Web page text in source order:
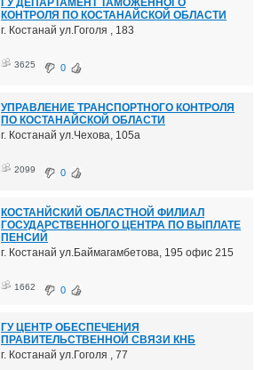
КОНТРОЛЯ ПО КОСТАНАЙСКОЙ ОБЛАСТИ
г. Костанай ул.Гоголя , 183
3625 0
УПРАВЛЕНИЕ ТРАНСПОРТНОГО КОНТРОЛЯ
ПО КОСТАНАЙСКОЙ ОБЛАСТИ
г. Костанай ул.Чехова, 105а
2099 0
КОСТАНЙСКИЙ ОБЛАСТНОЙ ФИЛИАЛ
ГОСУДАРСТВЕННОГО ЦЕНТРА ПО ВЫПЛАТЕ
ПЕНСИЙ
г. Костанай ул.Баймагамбетова, 195 офис 215
1662 0
ГУ ЦЕНТР ОБЕСПЕЧЕНИЯ
ПРАВИТЕЛЬСТВЕННОЙ СВЯЗИ КНБ
г. Костанай ул.Гоголя , 77